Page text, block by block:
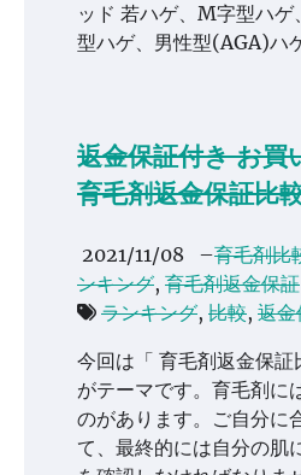
ッド 若ハゲ、M字型ハ
型ハゲ、男性型(AGA)ハ
返金保証付き お買
育毛剤返金保証比
2021/11/08 –育毛剤比
ンキング, 育毛剤返金保証
ランキング, 比較, 返金
今回は「 育毛剤返金保証
がテーマです。育毛剤に
のがあります。ご自分に
て、最終的には自分の肌